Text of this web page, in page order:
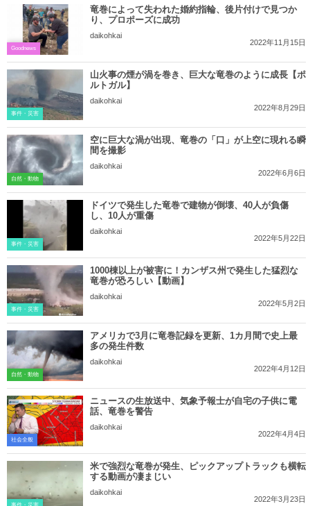
Goodnews
竜巻によって失われた婚約指輪、後片付けで見つか
り、プロポーズに成功
daikohkai
2022年11月15日
事件・災害
山火事の煙が渦を巻き、巨大な竜巻のように成長【ポ
ルトガル】
daikohkai
2022年8月29日
自然・動物
空に巨大な渦が出現、竜巻の「口」が上空に現れる瞬
間を撮影
daikohkai
2022年6月6日
事件・災害
ドイツで発生した竜巻で建物が倒壊、40人が負傷
し、10人が重傷
daikohkai
2022年5月22日
事件・災害
1000棟以上が被害に！カンザス州で発生した猛烈な
竜巻が恐ろしい【動画】
daikohkai
2022年5月2日
自然・動物
アメリカで3月に竜巻記録を更新、1カ月間で史上最
多の発生件数
daikohkai
2022年4月12日
社会全般
ニュースの生放送中、気象予報士が自宅の子供に電
話、竜巻を警告
daikohkai
2022年4月4日
米で強烈な竜巻が発生、ピックアップトラックも横転
する動画が凄まじい
daikohkai
2022年3月23日